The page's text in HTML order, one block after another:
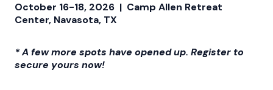
October 16-18, 2026 | Camp Allen Retreat
Center, Navasota, TX
* A few more spots have opened up. Register to
secure yours now!